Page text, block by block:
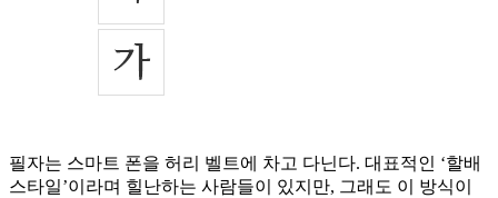
필자는 스마트 폰을 허리 벨트에 차고 다닌다. 대표적인 ‘할배
스타일’이라며 힐난하는 사람들이 있지만, 그래도 이 방식이